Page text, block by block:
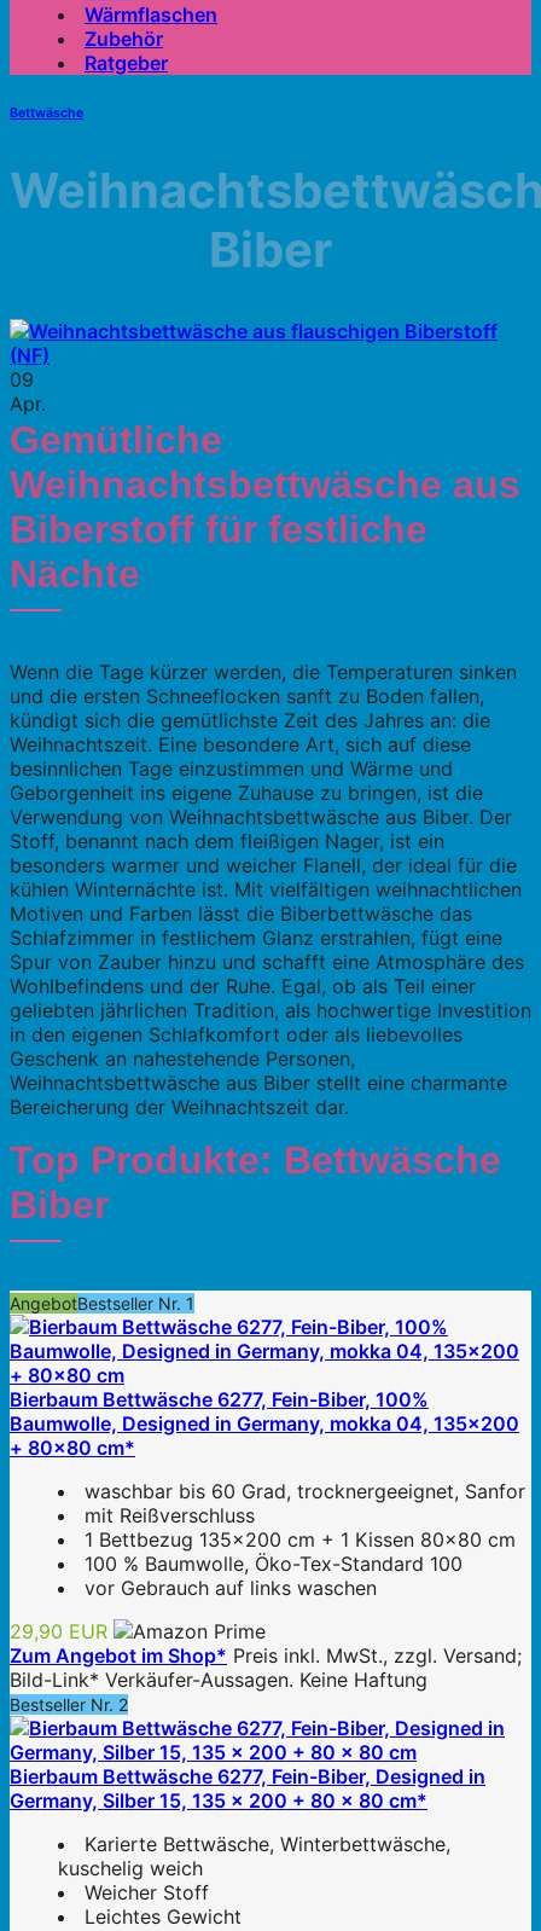
Wärmflaschen
Zubehör
Ratgeber
Bettwäsche
Biber
09
Apr.
Gemütliche
Weihnachtsbettwäsche aus
Biberstoff für festliche
Nächte
Wenn die Tage kürzer werden, die Temperaturen sinken
und die ersten Schneeflocken sanft zu Boden fallen,
kündigt sich die gemütlichste Zeit des Jahres an: die
Weihnachtszeit. Eine besondere Art, sich auf diese
besinnlichen Tage einzustimmen und Wärme und
Geborgenheit ins eigene Zuhause zu bringen, ist die
Verwendung von Weihnachtsbettwäsche aus Biber. Der
Stoff, benannt nach dem fleißigen Nager, ist ein
besonders warmer und weicher Flanell, der ideal für die
kühlen Winternächte ist. Mit vielfältigen weihnachtlichen
Motiven und Farben lässt die Biberbettwäsche das
Schlafzimmer in festlichem Glanz erstrahlen, fügt eine
Spur von Zauber hinzu und schafft eine Atmosphäre des
Wohlbefindens und der Ruhe. Egal, ob als Teil einer
geliebten jährlichen Tradition, als hochwertige Investition
in den eigenen Schlafkomfort oder als liebevolles
Geschenk an nahestehende Personen,
Weihnachtsbettwäsche aus Biber stellt eine charmante
Bereicherung der Weihnachtszeit dar.
Top Produkte: Bettwäsche
Biber
AngebotBestseller Nr. 1
Bierbaum Bettwäsche 6277, Fein-Biber, 100%
Baumwolle, Designed in Germany, mokka 04, 135x200
+ 80x80 cm*
waschbar bis 60 Grad, trocknergeeignet, Sanfor
mit Reißverschluss
1 Bettbezug 135x200 cm + 1 Kissen 80x80 cm
100 % Baumwolle, Öko-Tex-Standard 100
vor Gebrauch auf links waschen
29,90 EUR
Zum Angebot im Shop* Preis inkl. MwSt., zzgl. Versand;
Bild-Link* Verkäufer-Aussagen. Keine Haftung
Bestseller Nr. 2
Bierbaum Bettwäsche 6277, Fein-Biber, Designed in
Germany, Silber 15, 135 x 200 + 80 x 80 cm*
Karierte Bettwäsche, Winterbettwäsche,
kuschelig weich
Weicher Stoff
Leichtes Gewicht